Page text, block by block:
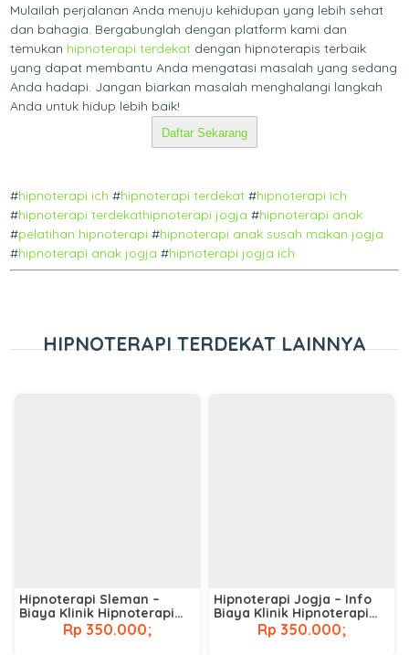
Mulailah perjalanan Anda menuju kehidupan yang lebih sehat
dan bahagia. Bergabunglah dengan platform kami dan
temukan hipnoterapi terdekat dengan hipnoterapis terbaik
yang dapat membantu Anda mengatasi masalah yang sedang
Anda hadapi. Jangan biarkan masalah menghalangi langkah
Anda untuk hidup lebih baik!
Daftar Sekarang
#hipnoterapi ich #hipnoterapi terdekat #hipnoterapi ich
#hipnoterapi terdekathipnoterapi jogja #hipnoterapi anak
#pelatihan hipnoterapi #hipnoterapi anak susah makan jogja
#hipnoterapi anak jogja #hipnoterapi jogja ich
HIPNOTERAPI TERDEKAT LAINNYA
Hipnoterapi Sleman –
Biaya Klinik Hipnoterapi
TerdekatRp 350.000;
Hipnoterapi Jogja – Info
Biaya Klinik Hipnoterapi
TerdekatRp 350.000;